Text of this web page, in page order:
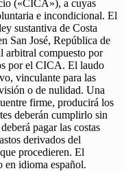
(«CICA»), a cuyas
e incondicional. El
sustantiva de Costa
San José, República de
arbitral compuesto por
por el CICA. El laudo
vinculante para las
o de nulidad. Una
firme, producirá los
deberán cumplirlo sin
pagar las costas
derivados del
procedieren. El
en idioma español.